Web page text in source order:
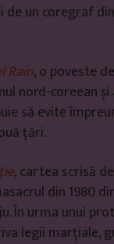
de un coregraf
Rain, o poveste
nord-coreean
să evite
țări.
, cartea scrisă
din 1980
În urma unui
legii marțiale,